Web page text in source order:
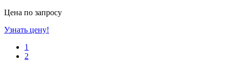
Цена по запросу
Узнать цену!
1
2